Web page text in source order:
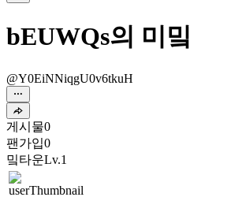
bEUWQs의 미밐
@Y0EiNNiqgU0v6tkuH
게시물0
팬가입0
밐타운Lv.1